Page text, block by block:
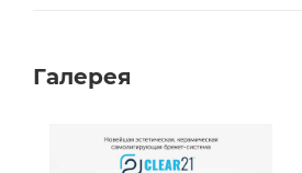
Галерея